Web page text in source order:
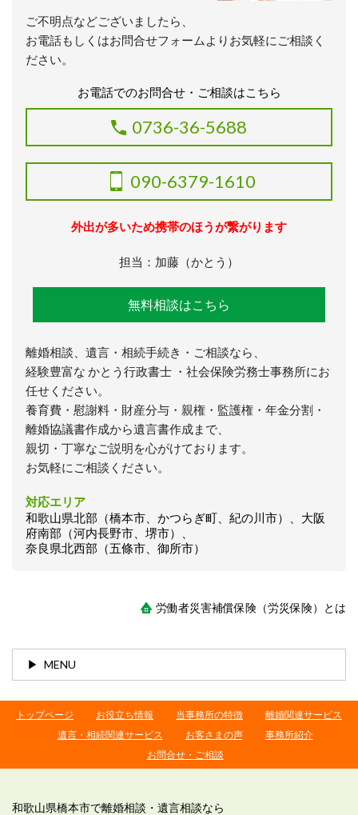
ご不明点などございましたら、
お電話もしくはお問合せフォームよりお気軽にご相談く
ださい。
お電話でのお問合せ・ご相談はこちら
0736-36-5688
090-6379-1610
外出が多いため携帯のほうが繋がります
担当：加藤（かとう）
無料相談はこちら
離婚相談、遺言・相続手続き・ご相談なら、
経験豊富な かとう行政書士 ・社会保険労務士事務所にお
任せください。
養育費・慰謝料・財産分与・親権・監護権・年金分割・
離婚協議書作成から遺言書作成まで、
親切・丁寧なご説明を心がけております。
お気軽にご相談ください。
対応エリア
和歌山県北部（橋本市、かつらぎ町、紀の川市）、大阪
府南部（河内長野市、堺市）、
奈良県北西部（五條市、御所市）
労働者災害補償保険（労災保険）とは
MENU
トップページ お役立ち情報 当事務所の特徴
離婚関連サービス
遺言・相続関連サービス
お客さまの声
事務所紹介
お問合せ・ご相談
和歌山県橋本市で離婚相談・遺言相談なら